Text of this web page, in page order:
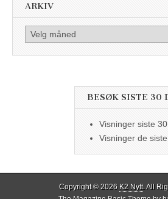
ARKIV
Arkiv
BESØK SISTE 30
Visninger siste
Visninger de
Copyright © 2026 K2 Nytt. All